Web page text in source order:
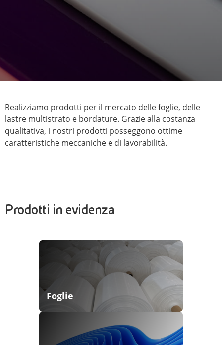
Realizziamo prodotti per il mercato delle foglie, delle
lastre multistrato e bordature. Grazie alla costanza
qualitativa, i nostri prodotti posseggono ottime
caratteristiche meccaniche e di lavorabilità.
Prodotti in evidenza
Foglie